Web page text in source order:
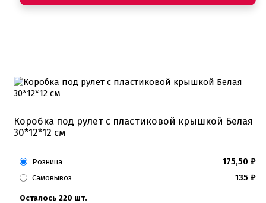
Коробка под рулет с пластиковой крышкой Белая
30*12*12 см
Розница 175,50 ₽
Самовывоз 135 ₽
Осталось 220 шт.